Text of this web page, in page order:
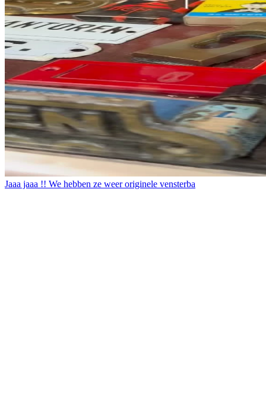
Jaaa jaaa !! We hebben ze weer originele vensterba